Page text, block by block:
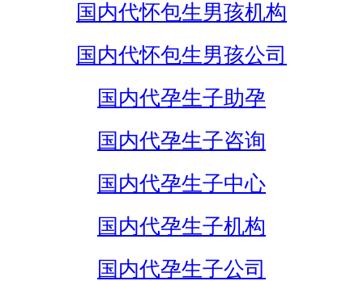
国内代怀包生男孩机构
国内代怀包生男孩公司
国内代孕生子助孕
国内代孕生子咨询
国内代孕生子中心
国内代孕生子机构
国内代孕生子公司